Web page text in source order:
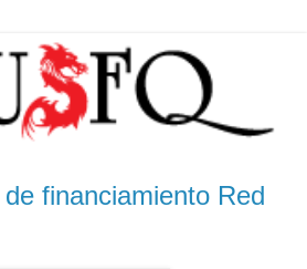
financiamiento Red